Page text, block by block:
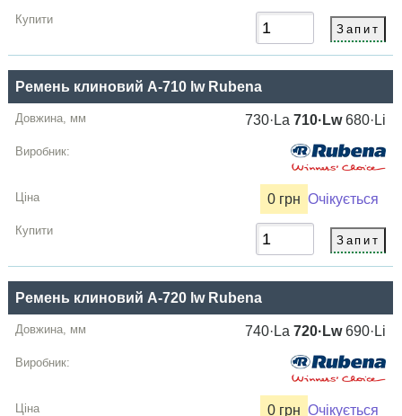
Ремень клиновий A-710 lw Rubena
730·La710·Lw680·Li
0 грн Очікується
Ремень клиновий A-720 lw Rubena
740·La720·Lw690·Li
0 грн Очікується